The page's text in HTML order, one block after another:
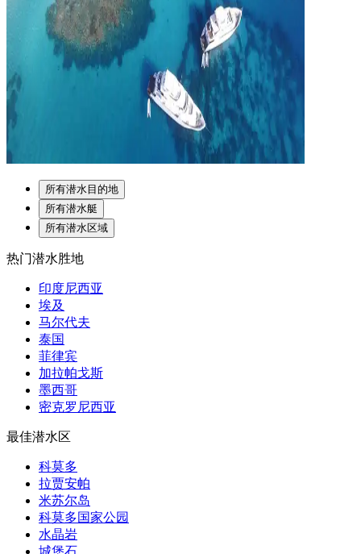
所有潜水目的地
所有潜水艇
所有潜水区域
热门潜水胜地
印度尼西亚
埃及
马尔代夫
泰国
菲律宾
加拉帕戈斯
墨西哥
密克罗尼西亚
最佳潜水区
科莫多
拉贾安帕
米苏尔岛
科莫多国家公园
水晶岩
城堡石